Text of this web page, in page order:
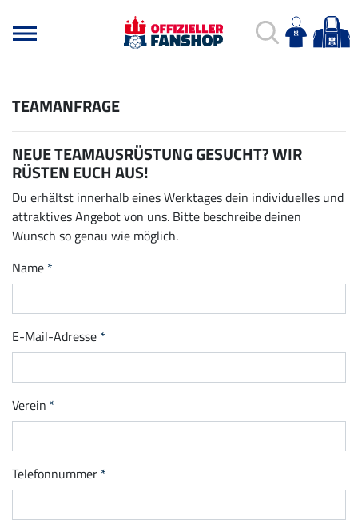
TEAMANFRAGE
NEUE TEAMAUSRÜSTUNG GESUCHT? WIR
RÜSTEN EUCH AUS!
Du erhältst innerhalb eines Werktages dein individuelles und
attraktives Angebot von uns. Bitte beschreibe deinen
Wunsch so genau wie möglich.
Name
E-Mail-Adresse
Verein
Telefonnummer